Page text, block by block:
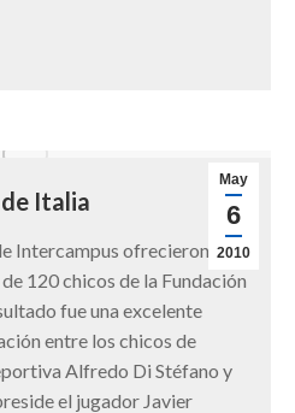
May
6
2010
Italia
Intercampus ofrecieron una
120 chicos de la Fundación
fue una excelente
entre los chicos de
Alfredo Di Stéfano y
el jugador Javier